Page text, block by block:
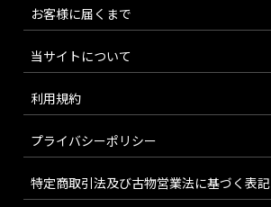
お客様に届くまで
当サイトについて
利用規約
プライバシーポリシー
特定商取引法及び古物営業法に基づく表記